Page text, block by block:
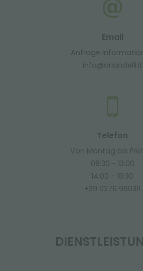
Email
Anfrage
info@orlandelli.it
Telefon
Von Montag bis
08:30 - 13:00
14:00 - 18:30
+39 0376 960311